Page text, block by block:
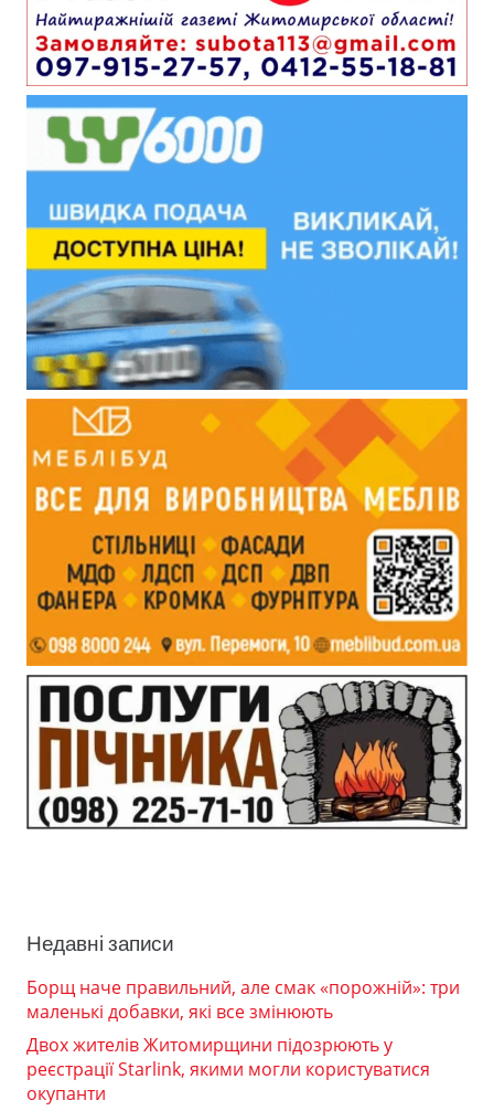
Недавні записи
Борщ наче правильний, але смак «порожній»: три
маленькі добавки, які все змінюють
Двох жителів Житомирщини підозрюють у
реєстрації Starlink, якими могли користуватися
окупанти